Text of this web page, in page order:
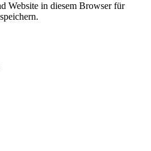
Website in diesem Browser für